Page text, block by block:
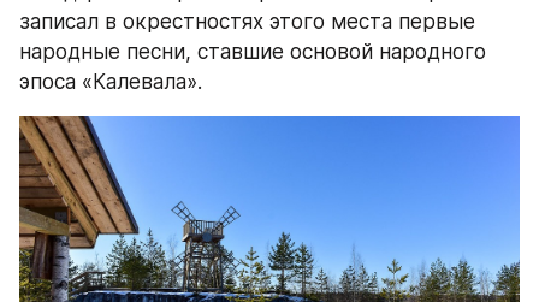
записал в окрестностях этого места первые
народные песни, ставшие основой народного
эпоса «Калевала».